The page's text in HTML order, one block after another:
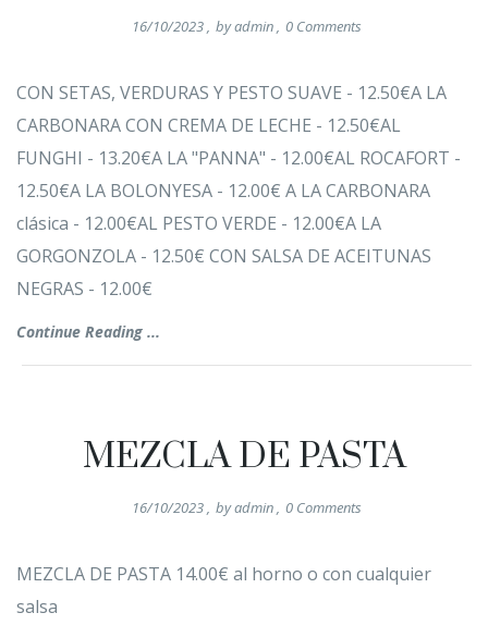
16/10/2023, byadmin, 0 Comments
CON SETAS, VERDURAS Y PESTO SUAVE - 12.50€A LA
CARBONARA CON CREMA DE LECHE - 12.50€AL
FUNGHI - 13.20€A LA "PANNA" - 12.00€AL ROCAFORT -
12.50€A LA BOLONYESA - 12.00€ A LA CARBONARA
clásica - 12.00€AL PESTO VERDE - 12.00€A LA
GORGONZOLA - 12.50€ CON SALSA DE ACEITUNAS
NEGRAS - 12.00€
Continue Reading ...
MEZCLA DE PASTA
16/10/2023, byadmin, 0 Comments
MEZCLA DE PASTA 14.00€ al horno o con cualquier
salsa